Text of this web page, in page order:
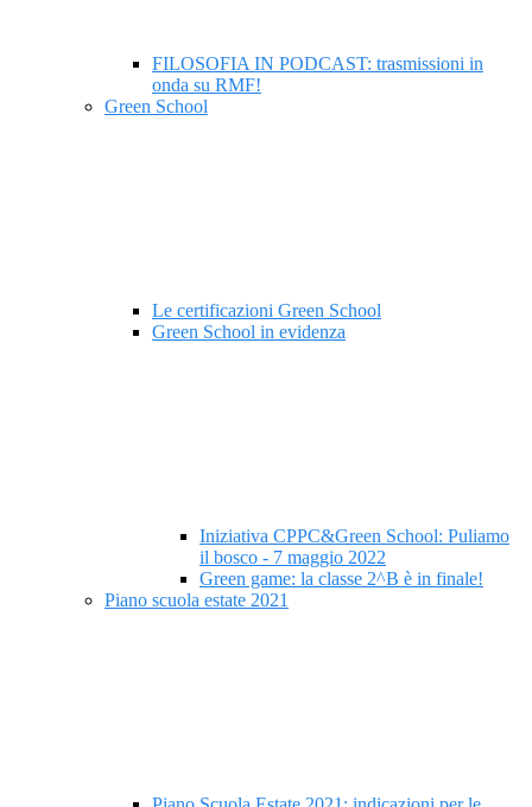
FILOSOFIA IN PODCAST: trasmissioni in
onda su RMF!
Green School
Le certificazioni Green School
Green School in evidenza
Iniziativa CPPC&Green School: Puliamo
il bosco - 7 maggio 2022
Green game: la classe 2^B è in finale!
Piano scuola estate 2021